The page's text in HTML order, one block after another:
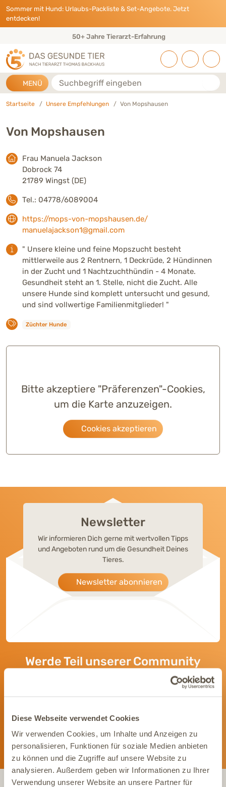
Diese Webseite verwendet Cookies
Wir verwenden Cookies, um Inhalte und Anzeigen zu
personalisieren, Funktionen für soziale Medien anbieten
zu können und die Zugriffe auf unsere Website zu
analysieren. Außerdem geben wir Informationen zu Ihrer
Verwendung unserer Website an unsere Partner für
Direkt zu:
INHALT
HAUPTMENÜ
FOOTER
Sommer mit Hund: Urlaubs-Packliste & Set-Angebote. Jetzt
entdecken!
50+ Jahre Tierarzt-Erfahrung
MENÜ Suche
Startseite Unsere Empfehlungen Von Mopshausen
Von Mopshausen
Frau Manuela Jackson
Dobrock 74
21789 Wingst (DE)
Tel.: 04778/6089004
https://mops-von-mopshausen.de/
manuelajackson1@gmail.com
" Unsere kleine und feine Mopszucht besteht
mittlerweile aus 2 Rentnern, 1 Deckrüde, 2 Hündinnen
in der Zucht und 1 Nachtzuchthündin - 4 Monate.
Gesundheit steht an 1. Stelle, nicht die Zucht. Alle
unsere Hunde sind komplett untersucht und gesund,
und sind vollwertige Familienmitglieder! "
Züchter Hunde
Bitte akzeptiere "Präferenzen"-Cookies,
um die Karte anzuzeigen.
Cookies akzeptieren
Newsletter
Wir informieren Dich gerne mit wertvollen Tipps
und Angeboten rund um die Gesundheit Deines
Tieres.
Newsletter abonnieren
Werde Teil unserer Community
Bleib immer auf dem Laufenden und vernetze Dich mit uns auf
Social Media. Unsere Kanäle bieten Dir aktuelle News und